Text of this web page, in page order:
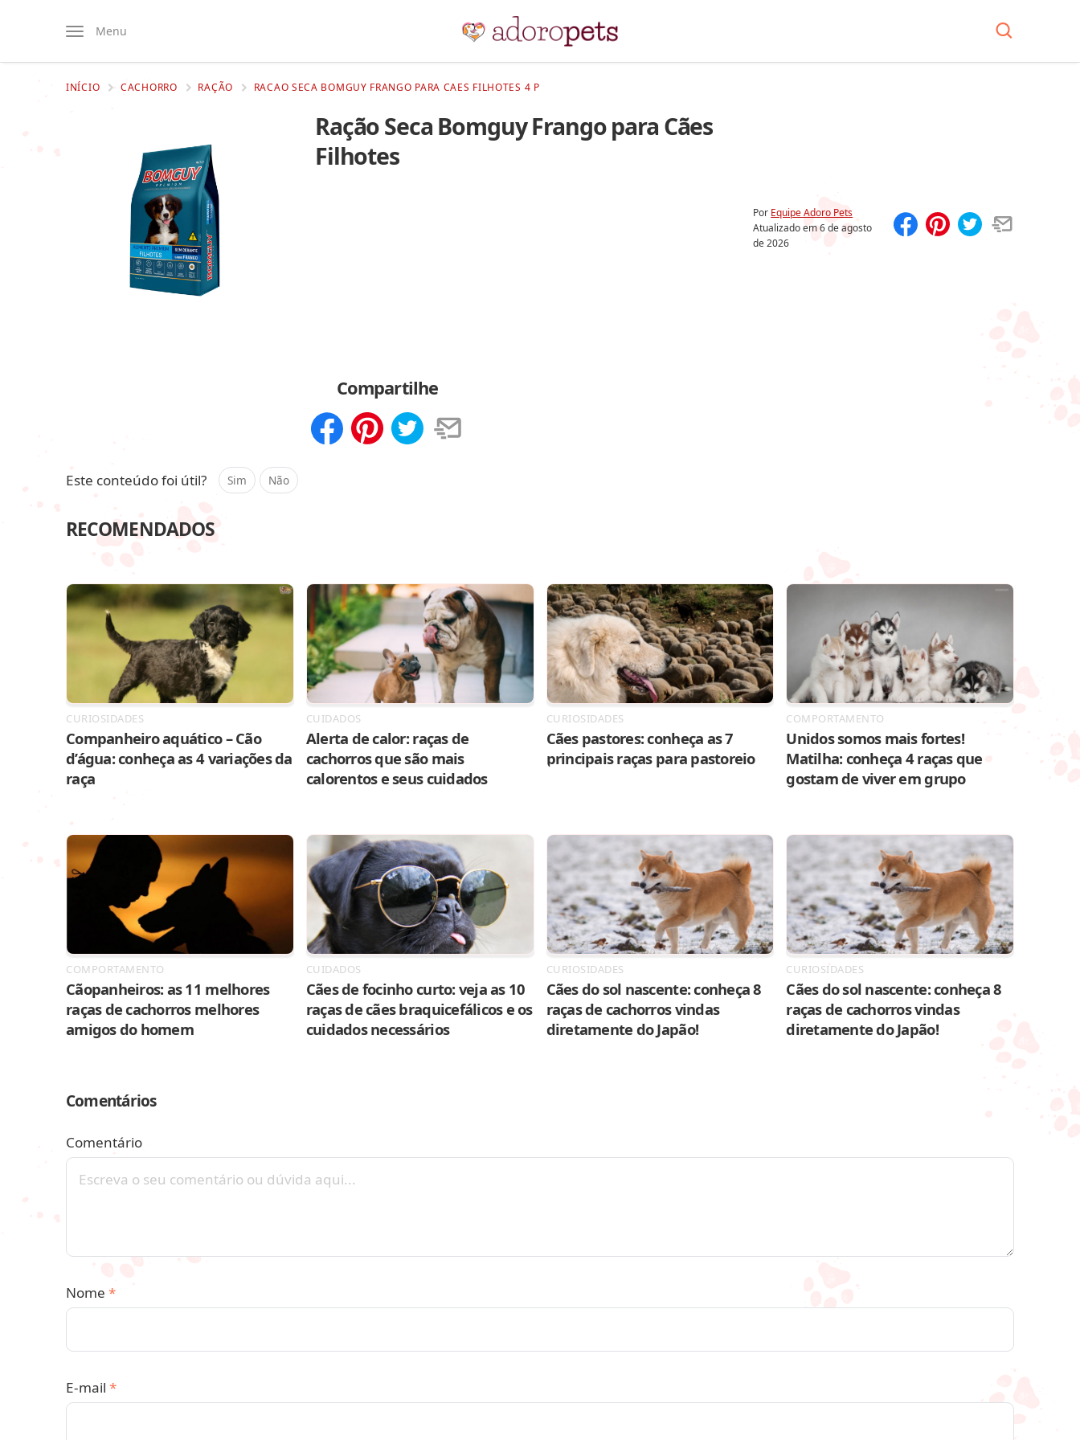
Menu
INÍCIO CACHORRO RAÇÃO RACAO SECA BOMGUY FRANGO PARA CAES FILHOTES 4 P
Ração Seca Bomguy Frango para Cães
Filhotes
Por Equipe Adoro Pets
Atualizado em6 de agosto
de 2026
Compartilhe
Este conteúdo foi útil? Sim Não
RECOMENDADOS
CURIOSIDADES
Companheiro aquático – Cão
d’água: conheça as 4 variações da
raça
CUIDADOS
Alerta de calor: raças de
cachorros que são mais
calorentos e seus cuidados
CURIOSIDADES
Cães pastores: conheça as 7
principais raças para pastoreio
COMPORTAMENTO
Unidos somos mais fortes!
Matilha: conheça 4 raças que
gostam de viver em grupo
COMPORTAMENTO
Cãopanheiros: as 11 melhores
raças de cachorros melhores
amigos do homem
CUIDADOS
Cães de focinho curto: veja as 10
raças de cães braquicefálicos e os
cuidados necessários
CURIOSIDADES
Cães do sol nascente: conheça 8
raças de cachorros vindas
diretamente do Japão!
CURIOSIDADES
Cães do sol nascente: conheça 8
raças de cachorros vindas
diretamente do Japão!
Comentários
Comentário
Nome *
E-mail *